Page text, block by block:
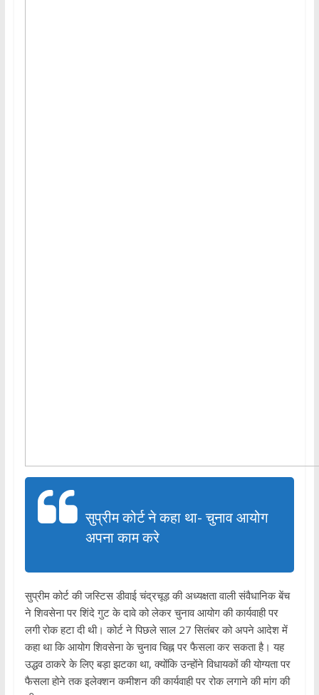
सुप्रीम कोर्ट ने कहा था- चुनाव आयोग
अपना काम करे
सुप्रीम कोर्ट की जस्टिस डीवाई चंद्रचूड़ की अध्यक्षता वाली संवैधानिक बेंच
ने शिवसेना पर शिंदे गुट के दावे को लेकर चुनाव आयोग की कार्यवाही पर
लगी रोक हटा दी थी। कोर्ट ने पिछले साल 27 सितंबर को अपने आदेश में
कहा था कि आयोग शिवसेना के चुनाव चिह्न पर फैसला कर सकता है। यह
उद्धव ठाकरे के लिए बड़ा झटका था, क्योंकि उन्होंने विधायकों की योग्यता पर
फैसला होने तक इलेक्शन कमीशन की कार्यवाही पर रोक लगाने की मांग की